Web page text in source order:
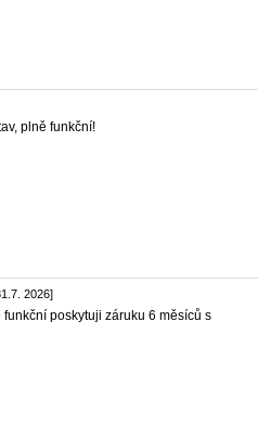
plně funkční!
2026]
funkční poskytuji záruku 6 měsíců s